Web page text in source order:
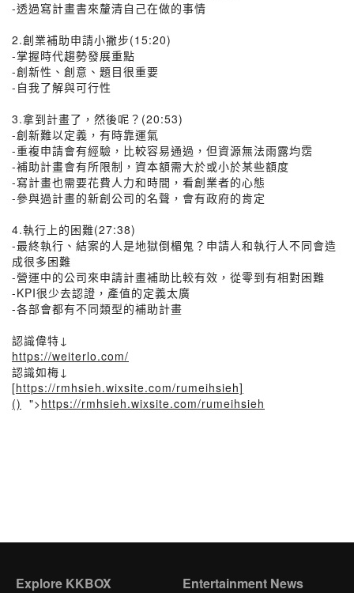
-透過寫計畫書來釐清自己在做的事情
2.創業補助申請小撇步(15:20)
-掌握時代趨勢發展重點
-創新性、創意、題目很重要
-自我了解與可行性
3.拿到計畫了，然後呢？(20:53)
-創新難以定義，有時靠運氣
-重複申請會有經驗，比較容易通過，但資源無法雨露均霑
-補助計畫會有所限制，資本額需大於或小於某些額度
-寫計畫也需要花費人力和時間，看創業者的心態
-參與過計畫的新創公司的名聲，會有政府的肯定
4.執行上的困難(27:38)
-最終執行、結案的人是地獄倒楣鬼？申請人和執行人不同會造
成很多困難
-營運中的公司來申請計畫補助比較有效，從零到有相對困難
-KPI很少去認證，產值的定義太廣
-各部會都有不同類型的補助計畫
認識偉特↓
https://weiterlo.com/
認識如梅↓
[https://rmhsieh.wixsite.com/rumeihsieh]
() ">https://rmhsieh.wixsite.com/rumeihsieh
Explore KKBOX Entertainment News